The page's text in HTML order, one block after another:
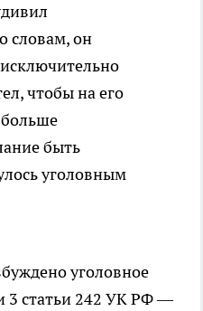
словам, он
чтобы на его
быть
уголовным
уголовное
3 статьи 242 УК РФ —